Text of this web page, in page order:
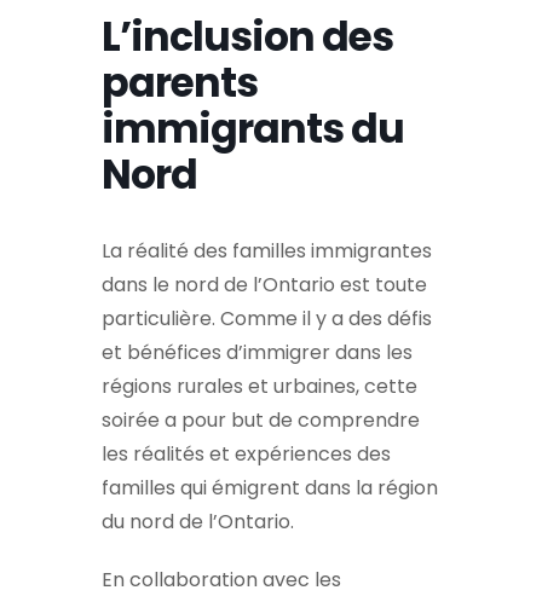
L’inclusion des
parents
immigrants du
Nord
La réalité des familles immigrantes
dans le nord de l’Ontario est toute
particulière. Comme il y a des défis
et bénéfices d’immigrer dans les
régions rurales et urbaines, cette
soirée a pour but de comprendre
les réalités et expériences des
familles qui émigrent dans la région
du nord de l’Ontario.
En collaboration avec les